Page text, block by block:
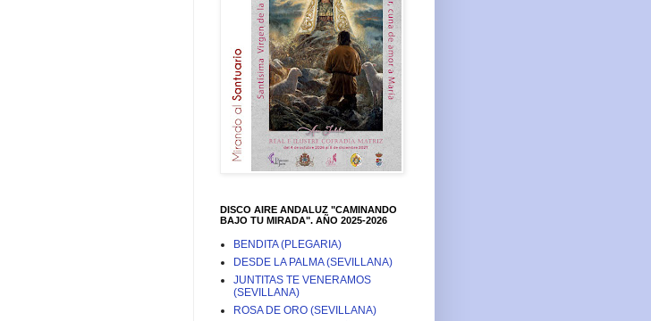
DISCO AIRE ANDALUZ "CAMINANDO
BAJO TU MIRADA". AÑO 2025-2026
BENDITA (PLEGARIA)
DESDE LA PALMA (SEVILLANA)
JUNTITAS TE VENERAMOS
(SEVILLANA)
ROSA DE ORO (SEVILLANA)